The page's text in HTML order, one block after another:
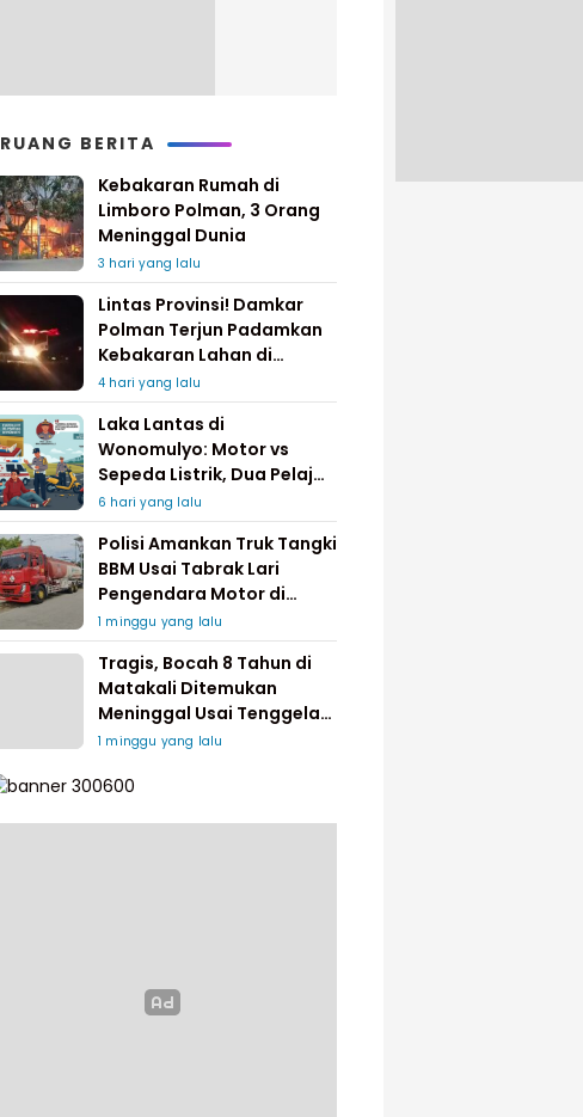
RUANG BERITA
Kebakaran Rumah di
Limboro Polman, 3 Orang
Meninggal Dunia
3 hari yang lalu
Lintas Provinsi! Damkar
Polman Terjun Padamkan
Kebakaran Lahan di
Pinrang
4 hari yang lalu
Laka Lantas di
Wonomulyo: Motor vs
Sepeda Listrik, Dua Pelajar
Dilarikan ke Rumah Sakit
6 hari yang lalu
Polisi Amankan Truk Tangki
BBM Usai Tabrak Lari
Pengendara Motor di
Matakali
1 minggu yang lalu
Tragis, Bocah 8 Tahun di
Matakali Ditemukan
Meninggal Usai Tenggelam
di Sungai
1 minggu yang lalu